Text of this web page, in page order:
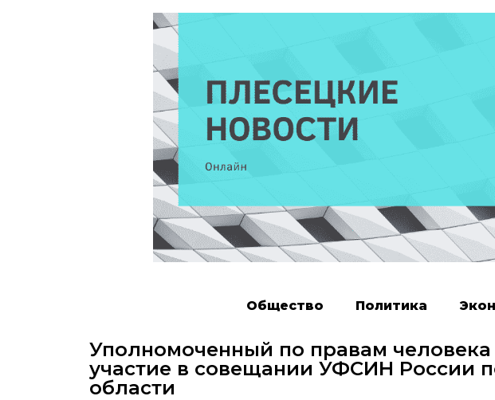
Общество Политика
Уполномоченный по правам
участие в совещании УФСИН России
области